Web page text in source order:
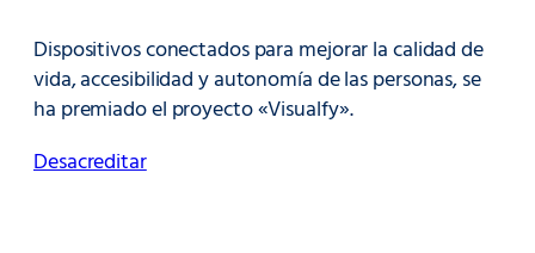
Dispositivos conectados para mejorar la calidad de
vida, accesibilidad y autonomía de las personas, se
ha premiado el proyecto «Visualfy».
Desacreditar